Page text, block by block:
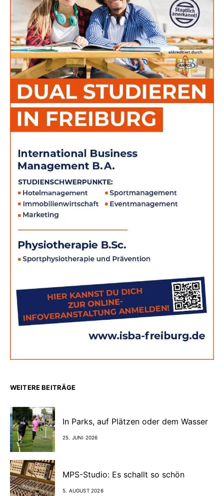
WEITERE BEITRÄGE
In Parks, auf Plätzen oder dem Wasser
25. JUNI 2026
MPS-Studio: Es schallt so schön
5. AUGUST 2026